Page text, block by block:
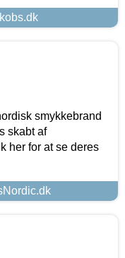
smykkebrand
skabt af
her for at se deres